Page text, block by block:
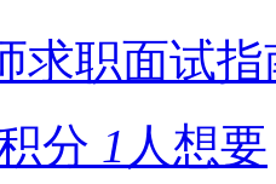
求职面试指
分 1 人想要